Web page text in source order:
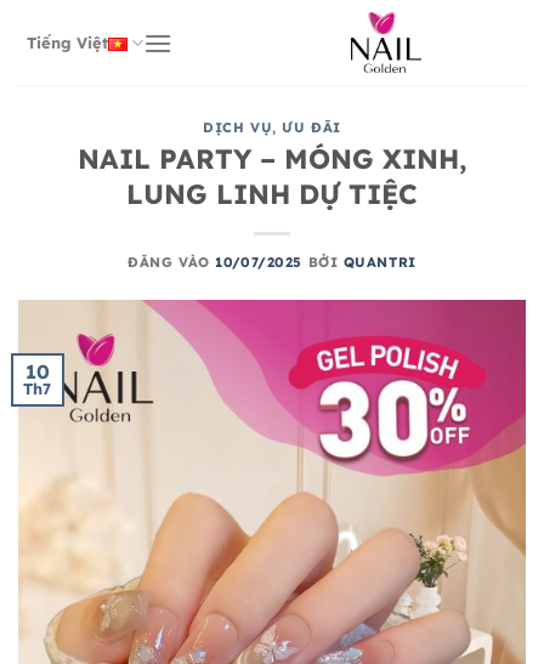
quaTiếng Việt
DỊCH VỤ, ƯU ĐÃI
NAIL PARTY – MÓNG XINH,
LUNG LINH DỰ TIỆC
ĐĂNG VÀO10/07/2025 BỞI QUANTRI
10
Th7